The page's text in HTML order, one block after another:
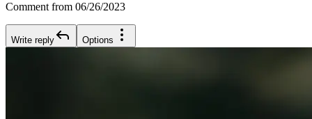
Comment from 06/26/2023
Write reply Options